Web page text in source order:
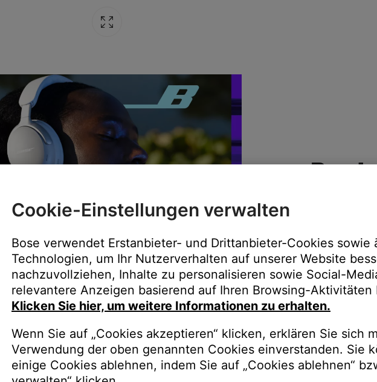
Immer der
Upgrades,
Bestellungen
Cookie-Einstellungen verwalten
Bose verwendet Erstanbieter- und Drittanbieter-Cookies sowie
Technologien, um Ihr Nutzerverhalten auf unserer Website
nachzuvollziehen, Inhalte zu personalisieren sowie Social-
relevantere Anzeigen basierend auf Ihren Browsing-Aktivitäten
Klicken Sie hier, um weitere Informationen zu erhalten.
Wenn Sie auf „Cookies akzeptieren“ klicken, erklären Sie sich
Verwendung der oben genannten Cookies einverstanden. Sie
einige Cookies ablehnen, indem Sie auf „Cookies ablehnen“